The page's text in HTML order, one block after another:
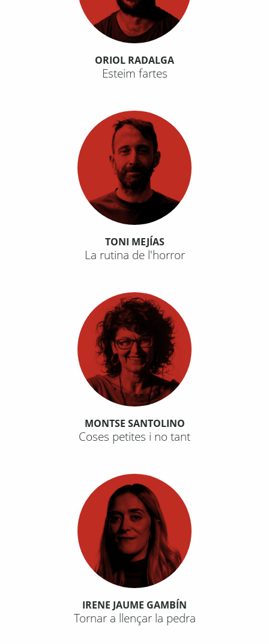
ORIOL RADALGA
Esteim fartes
TONI MEJÍAS
La rutina de l'horror
MONTSE SANTOLINO
Coses petites i no tant
IRENE JAUME GAMBÍN
Tornar a llençar la pedra